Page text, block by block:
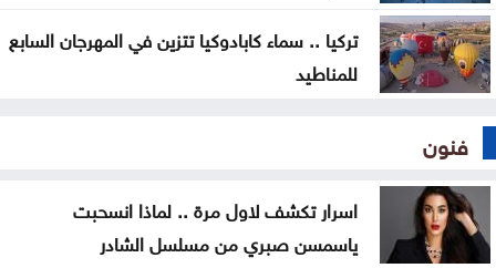
تركيا .. سماء كابادوكيا تتزين في المهرجان السابع
للمناطيد
فنون
اسرار تكشف لاول مرة .. لماذا انسحبت
ياسمسن صبري من مسلسل الشادر